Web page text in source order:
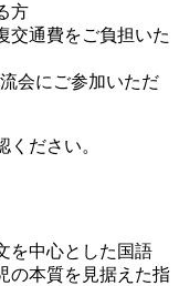
方
交通費をご負担いた
会にご参加いただ
ください。
を中心とした国語
の本質を見据えた指